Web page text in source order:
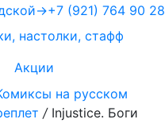
+7 (921) 764 90 28
→
настолки, стафф
Акции
на русском
/ Injustice. Боги